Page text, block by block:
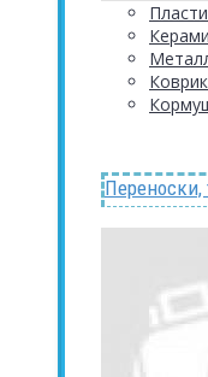
Переноски,